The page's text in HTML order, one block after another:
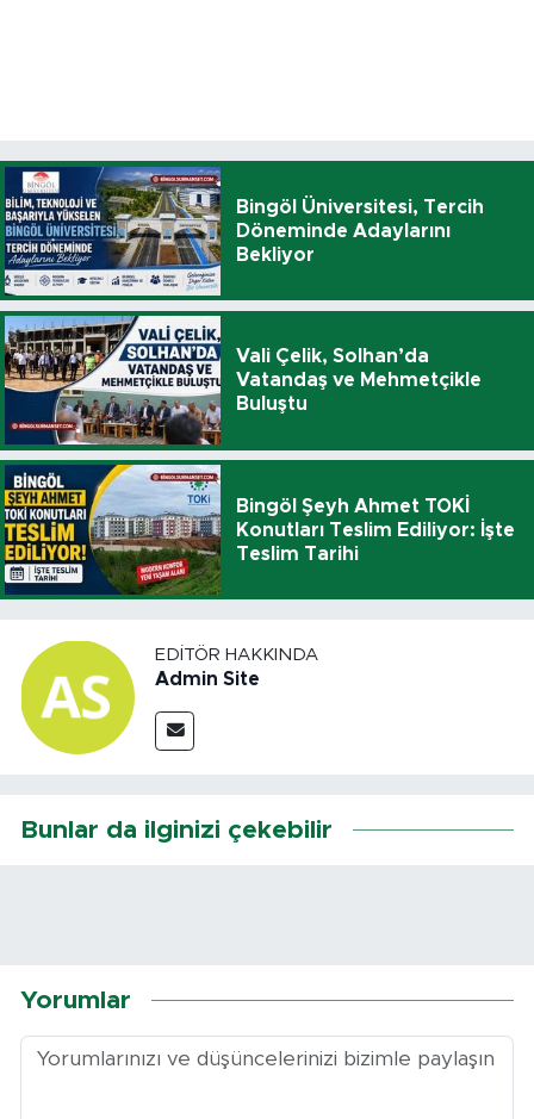
Bingöl Üniversitesi, Tercih
Döneminde Adaylarını
Bekliyor
Vali Çelik, Solhan’da
Vatandaş ve Mehmetçikle
Buluştu
Bingöl Şeyh Ahmet TOKİ
Konutları Teslim Ediliyor: İşte
Teslim Tarihi
EDITÖR HAKKINDA
Admin Site
Bunlar da ilginizi çekebilir
Yorumlar